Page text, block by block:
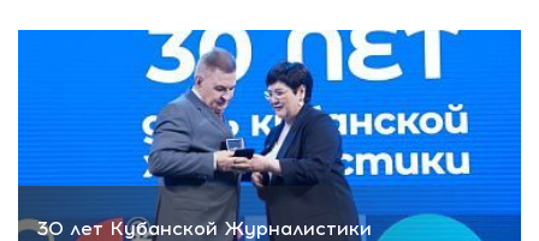
30 лет Кубанской Журналистики